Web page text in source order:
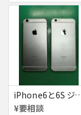
iPhone6と6S
¥要相談